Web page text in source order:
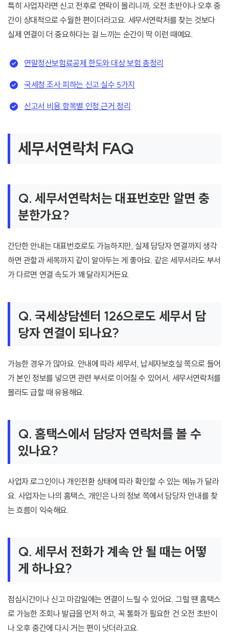
특히 사업자라면 신고 전후로 연락이 몰리니까, 오전 초반이나 오후 중
간이 상대적으로 수월한 편이더라고요. 세무서연락처를 찾는 것보다
실제 연결이 더 중요하다는 걸 느끼는 순간이 딱 이런 때예요.
연말정산보험료공제 한도와 대상 보험 총정리
국세청 조사 피하는 신고 실수 5가지
신고서 비용 항목별 인정 근거 정리
세무서연락처 FAQ
Q. 세무서연락처는 대표번호만 알면 충
분한가요?
간단한 안내는 대표번호로도 가능하지만, 실제 담당자 연결까지 생각
하면 관할과 세목까지 같이 알아두는 게 좋아요. 같은 세무서라도 부서
가 다르면 연결 속도가 꽤 달라지거든요.
Q. 국세상담센터 126으로도 세무서 담
당자 연결이 되나요?
가능한 경우가 많아요. 안내에 따라 세무서, 납세자보호실 쪽으로 들어
가 본인 정보를 넣으면 관련 부서로 이어질 수 있어서, 세무서연락처를
몰라도 급할 때 유용해요.
Q. 홈택스에서 담당자 연락처를 볼 수
있나요?
사업자 로그인이나 개인전환 상태에 따라 확인할 수 있는 메뉴가 달라
요. 사업자는 나의 홈택스, 개인은 나의 정보 쪽에서 담당자 안내를 찾
는 흐름이 익숙해요.
Q. 세무서 전화가 계속 안 될 때는 어떻
게 하나요?
점심시간이나 신고 마감일에는 연결이 느릴 수 있어요. 그럴 땐 홈택스
로 가능한 조회나 발급을 먼저 하고, 꼭 통화가 필요한 건 오전 초반이
나 오후 중간에 다시 거는 편이 낫더라고요.